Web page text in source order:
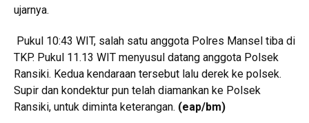
ujarnya.
Pukul 10:43 WIT, salah satu anggota Polres Mansel tiba di
TKP. Pukul 11.13 WIT menyusul datang anggota Polsek
Ransiki. Kedua kendaraan tersebut lalu derek ke polsek.
Supir dan kondektur pun telah diamankan ke Polsek
Ransiki, untuk diminta keterangan. (eap/bm)